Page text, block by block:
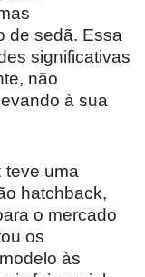
de sedã. Essa
significativas
não
à sua
teve uma
hatchback,
o mercado
os
às